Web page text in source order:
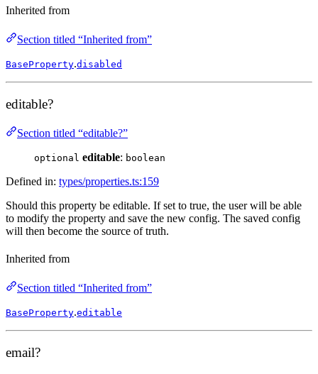
Inherited from
Section titled “Inherited from”
BaseProperty.disabled
editable?
Section titled “editable?”
optional editable: boolean
Defined in: types/properties.ts:159
Should this property be editable. If set to true, the user will be able
to modify the property and save the new config. The saved config
will then become the source of truth.
Inherited from
Section titled “Inherited from”
BaseProperty.editable
email?